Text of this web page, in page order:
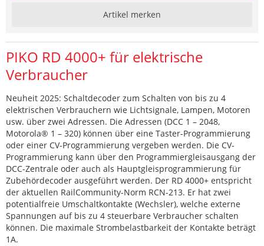
Artikel merken
PIKO RD 4000+ für elektrische
Verbraucher
Neuheit 2025: Schaltdecoder zum Schalten von bis zu 4
elektrischen Verbrauchern wie Lichtsignale, Lampen, Motoren
usw. über zwei Adressen. Die Adressen (DCC 1 – 2048,
Motorola® 1 – 320) können über eine Taster-Programmierung
oder einer CV-Programmierung vergeben werden. Die CV-
Programmierung kann über den Programmiergleisausgang der
DCC-Zentrale oder auch als Hauptgleisprogrammierung für
Zubehördecoder ausgeführt werden. Der RD 4000+ entspricht
der aktuellen RailCommunity-Norm RCN-213. Er hat zwei
potentialfreie Umschaltkontakte (Wechsler), welche externe
Spannungen auf bis zu 4 steuerbare Verbraucher schalten
können. Die maximale Strombelastbarkeit der Kontakte beträgt
1A.